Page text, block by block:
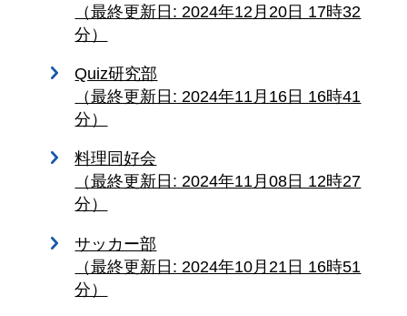
（最終更新日: 2024年12月20日 17時32
分）
Quiz研究部
（最終更新日: 2024年11月16日 16時41
分）
料理同好会
（最終更新日: 2024年11月08日 12時27
分）
サッカー部
（最終更新日: 2024年10月21日 16時51
分）